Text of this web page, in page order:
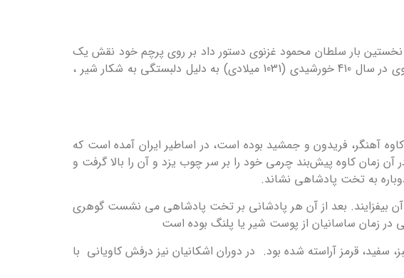
زمام امور را بر دست گرفتند، برای نخستین بار سلطان محمود غزنوی دستور داد بر روی پرچم خود نقش یک
ماه به رنگ زرد را به پرچم اضافه کنند. زمینه این پرچم به رنگ سیاه بوده است. سپس سلطان مسعود غزنوی در سال 410 خورشیدی (1031 میلادی) به دلیل دلبستگی به شکار شیر ،
آهنگر، فریدون و جمشید بوده است، در اساطیر ایران آمده است که
زمان کاوه پیش‌بند چرمی خود را بر سر چوب یزد و آن را بالا گرفت و
به تخت پادشاهی نشاند.
آن بیفزایند. بعد از آن هر پادشانی بر تخت پادشاهی می نشست گوهری
زمان ساسانیان از پوست شیر یا پلنگ بوده است
قرمز آراسته شده بود. در دوران اشکانیان نیز درفش کاویانی با